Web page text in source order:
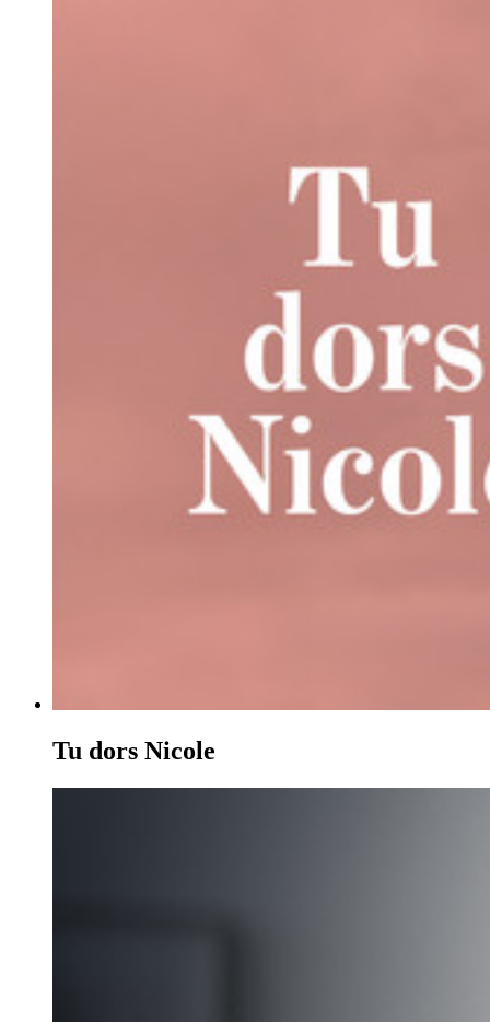
Tu dors Nicole